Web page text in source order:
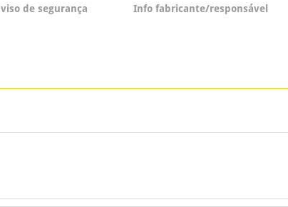
de segurança Info fabricante/responsável